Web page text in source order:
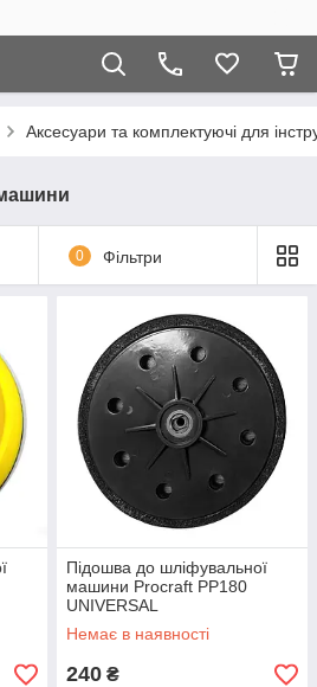
Аксесуари та комплектуючі для
0 Фільтри
Підошва до шліфувальної
машини Procraft PP180
UNIVERSAL
Немає в наявності
240 ₴